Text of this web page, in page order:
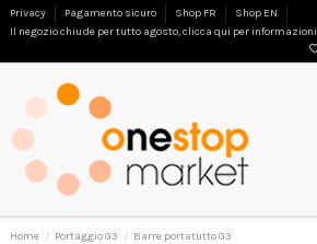
Privacy Pagamento sicuro Shop FR
Shop EN
Il negozio chiude per tutto agosto, clicca qui per informazioni
Home Portaggio G3 Barre portatutto G3